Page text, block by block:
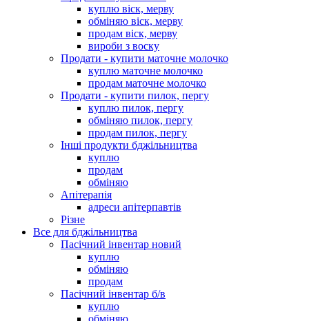
куплю віск, мерву
обміняю віск, мерву
продам віск, мерву
вироби з воску
Продати - купити маточне молочко
куплю маточне молочко
продам маточне молочко
Продати - купити пилок, пергу
куплю пилок, пергу
обміняю пилок, пергу
продам пилок, пергу
Інші продукти бджільництва
куплю
продам
обміняю
Апітерапія
адреси апітерпавтів
Різне
Все для бджільництва
Пасічний інвентар новий
куплю
обміняю
продам
Пасічний інвентар б/в
куплю
обміняю